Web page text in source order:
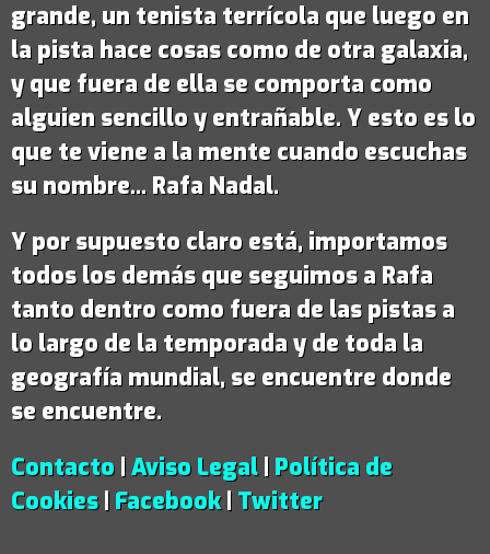
grande, un tenista terrícola que luego en
la pista hace cosas como de otra galaxia,
y que fuera de ella se comporta como
alguien sencillo y entrañable. Y esto es lo
que te viene a la mente cuando escuchas
su nombre... Rafa Nadal.
Y por supuesto claro está, importamos
todos los demás que seguimos a Rafa
tanto dentro como fuera de las pistas a
lo largo de la temporada y de toda la
geografía mundial, se encuentre donde
se encuentre.
Contacto |Aviso Legal| Política de
Cookies| Facebook| Twitter